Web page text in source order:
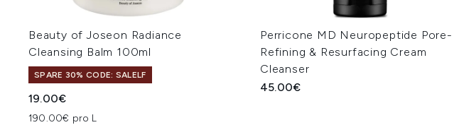
Beauty of Joseon Radiance
Cleansing Balm 100ml
SPARE 30% CODE: SALELF
19.00€
190.00€ pro L
Perricone MD Neuropeptide Pore-
Refining & Resurfacing Cream
Cleanser
45.00€